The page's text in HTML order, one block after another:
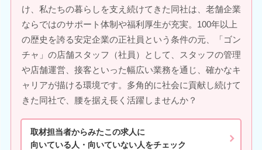
け、私たちの暮らしを支え続けてきた同社は、老舗企業
ならではのサポート体制や福利厚生が充実。100年以上
の歴史を誇る安定企業の正社員という条件の元、「ゴン
チャ」の店舗スタッフ（社員）として、スタッフの管理
や店舗運営、接客といった幅広い業務を通じ、確かなキ
ャリアが描ける環境です。多角的に社会に貢献し続けて
きた同社で、腰を据え長く活躍しませんか？
取材担当者からみたこの求人に
向いている人・向いていない人をチェック